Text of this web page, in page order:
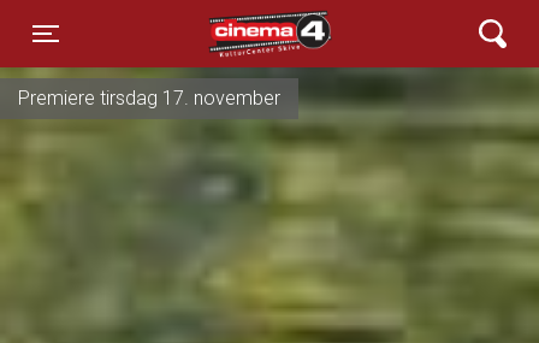
Toggle navigation
Cinema4
Premiere tirsdag 17. november